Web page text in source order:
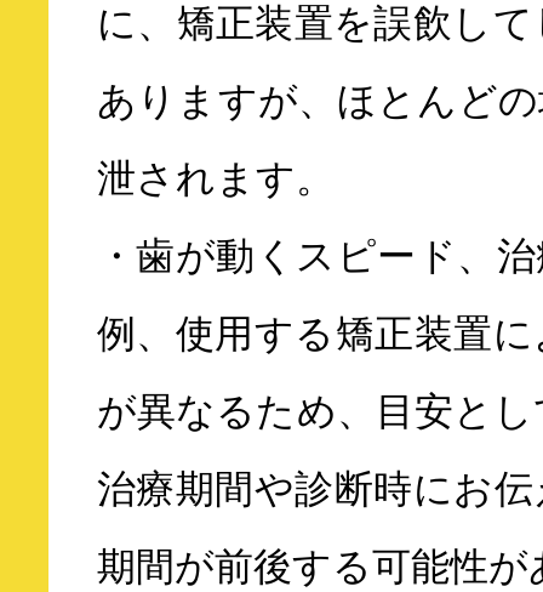
に、矯正装置を誤飲し
ありますが、ほとんど
泄されます。
・歯が動くスピード、
例、使用する矯正装置
が異なるため、目安と
治療期間や診断時にお
期間が前後する可能性が